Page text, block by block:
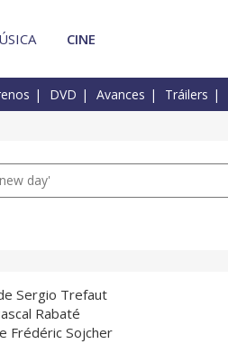
CINE
DVD Avances Tráilers
day'
Sergio Trefaut
Rabaté
Frédéric Sojcher